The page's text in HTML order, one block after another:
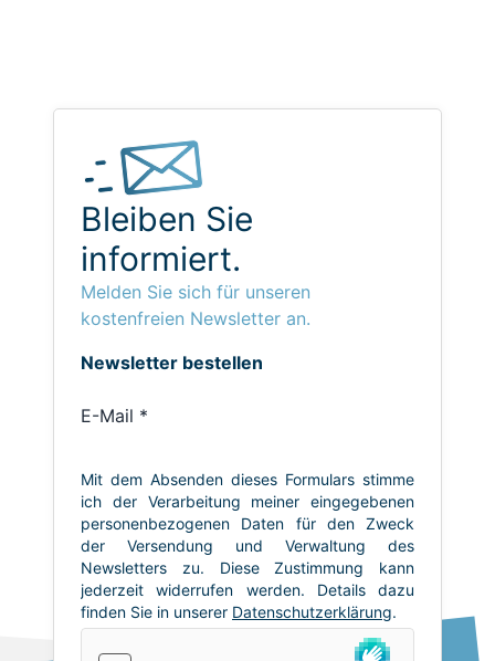
Bleiben Sie
informiert.
Melden Sie sich für unseren
kostenfreien Newsletter an.